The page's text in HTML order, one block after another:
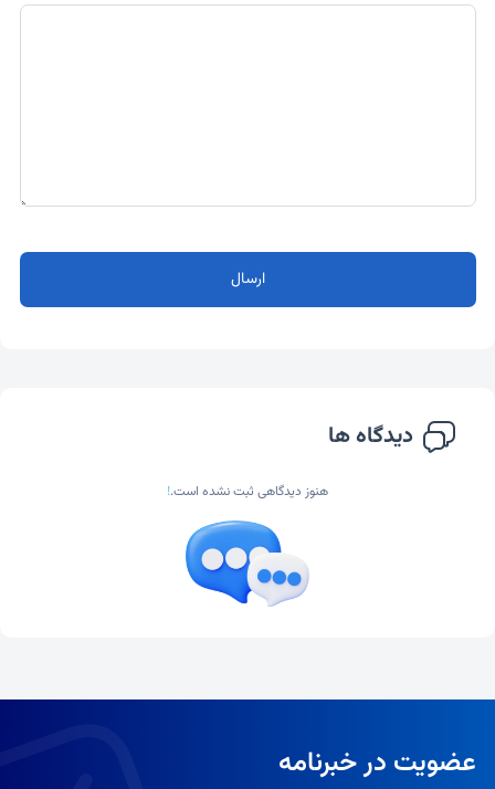
ارسال
دیدگاه ها
هنوز دیدگاهی ثبت نشده است.!
عضویت در خبرنامه